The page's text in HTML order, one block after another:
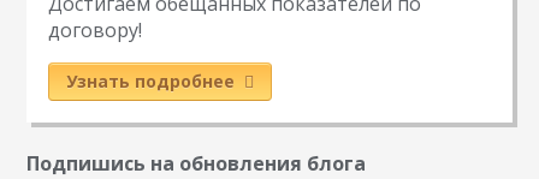
договору!
Узнать подробнее
Подпишись на обновления блога